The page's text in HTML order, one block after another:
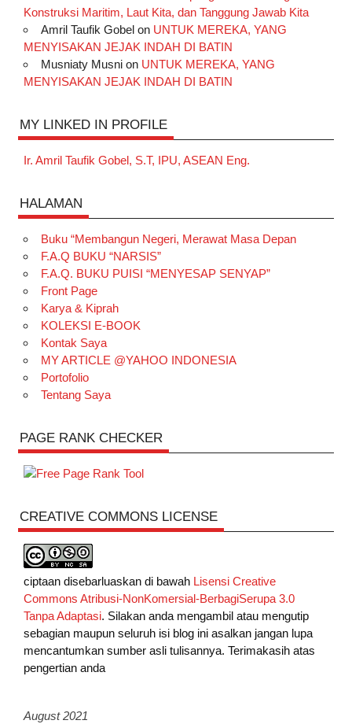
Konstruksi Maritim, Laut Kita, dan Tanggung Jawab Kita
Amril Taufik Gobelon UNTUK MEREKA, YANG
MENYISAKAN JEJAK INDAH DI BATIN
Musniaty Musnion UNTUK MEREKA, YANG
MENYISAKAN JEJAK INDAH DI BATIN
MY LINKED IN PROFILE
Ir. Amril Taufik Gobel, S.T, IPU, ASEAN Eng.
HALAMAN
Buku “Membangun Negeri, Merawat Masa Depan
F.A.Q BUKU “NARSIS”
F.A.Q. BUKU PUISI “MENYESAP SENYAP”
Front Page
Karya & Kiprah
KOLEKSI E-BOOK
Kontak Saya
MY ARTICLE @YAHOO INDONESIA
Portofolio
Tentang Saya
PAGE RANK CHECKER
CREATIVE COMMONS LICENSE
ciptaan disebarluaskan di bawah Lisensi Creative
Commons Atribusi-NonKomersial-BerbagiSerupa 3.0
Tanpa Adaptasi. Silakan anda mengambil atau mengutip
sebagian maupun seluruh isi blog ini asalkan jangan lupa
mencantumkan sumber asli tulisannya. Terimakasih atas
pengertian anda
August 2021